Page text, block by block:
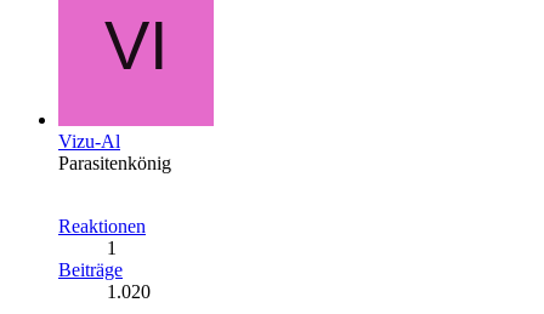
Vizu-Al
Parasitenkönig
Reaktionen
1
Beiträge
1.020